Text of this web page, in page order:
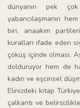
dünyanın pek
yabancılaşmanın
biri, anaakım
kuralları ifade eden
çöküş içinde olması.
dolduruyor hem de
kadın ve eşcinsel
Elinizdeki kitap
çalkantı ve